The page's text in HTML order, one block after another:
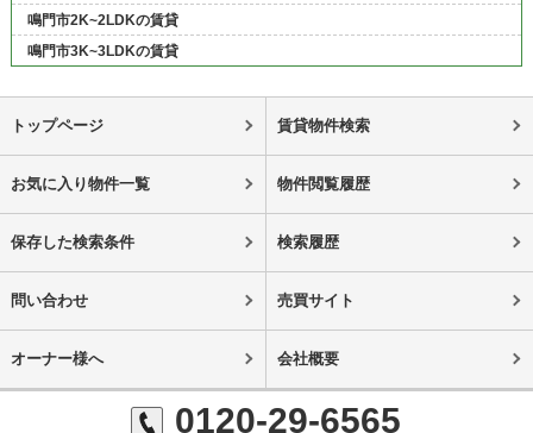
鳴門市2K~2LDKの賃貸
鳴門市3K~3LDKの賃貸
トップページ 賃貸物件検索
お気に入り物件一覧 物件閲覧履歴
保存した検索条件 検索履歴
問い合わせ 売買サイト
オーナー様へ 会社概要
0120-29-6565